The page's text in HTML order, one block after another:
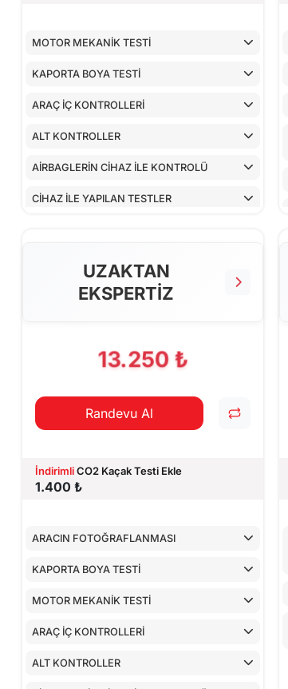
MOTOR MEKANİK TESTİ
KAPORTA BOYA TESTİ
ARAÇ İÇ KONTROLLERİ
ALT KONTROLLER
AİRBAGLERİN CİHAZ İLE KONTROLÜ
CİHAZ İLE YAPILAN TESTLER
UZAKTAN
EKSPERTİZ
13.250 ₺
Randevu Al
İndirimliCO2 Kaçak Testi Ekle
1.400 ₺
ARACIN FOTOĞRAFLANMASI
KAPORTA BOYA TESTİ
MOTOR MEKANİK TESTİ
ARAÇ İÇ KONTROLLERİ
ALT KONTROLLER